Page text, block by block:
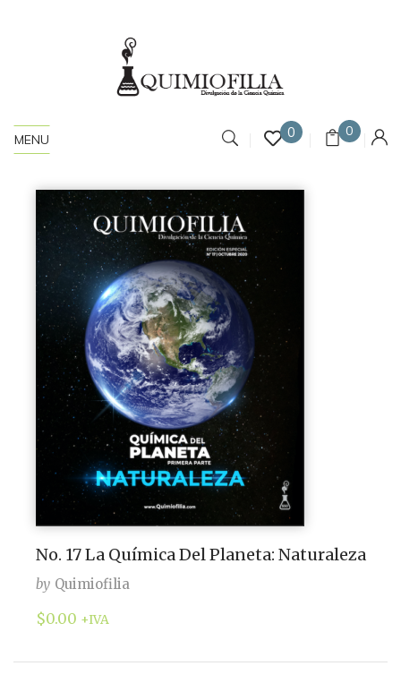
MENU 0 0
No. 17 La Química Del Planeta: Naturaleza
by Quimiofilia
$0.00 +IVA